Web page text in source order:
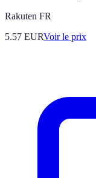
Rakuten FR
5.57 EURVoir le prix